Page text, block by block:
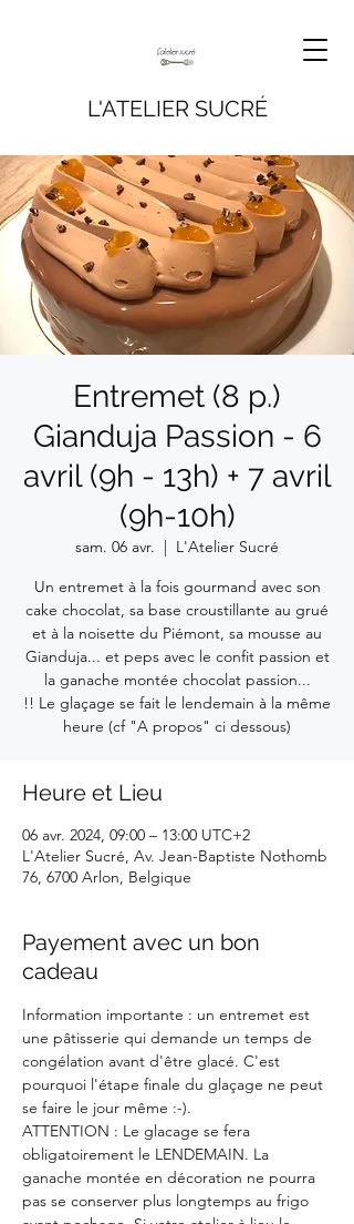
L'ATELIER SUCRÉ
Entremet (8 p.)
Gianduja Passion - 6
avril (9h - 13h) + 7 avril
(9h-10h)
sam. 06 avr.
  |
L'Atelier Sucré
Un entremet à la fois gourmand avec son
cake chocolat, sa base croustillante au grué
et à la noisette du Piémont, sa mousse au
Gianduja... et peps avec le confit passion et
la ganache montée chocolat passion...
!! Le glaçage se fait le lendemain à la même
heure (cf "A propos" ci dessous)
Heure et Lieu
06 avr. 2024, 09:00 – 13:00 UTC+2
L'Atelier Sucré, Av. Jean-Baptiste Nothomb
76, 6700 Arlon, Belgique
Payement avec un bon
cadeau
Information importante : un entremet est
une pâtisserie qui demande un temps de
congélation avant d'être glacé. C'est
pourquoi l'étape finale du glaçage ne peut
se faire le jour même :-).
ATTENTION : Le glacage se fera
obligatoirement le LENDEMAIN. La
ganache montée en décoration ne pourra
pas se conserver plus longtemps au frigo